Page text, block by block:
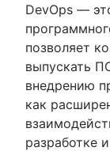
DevOps —
позволяет
выпускать
внедрению
как
разработке